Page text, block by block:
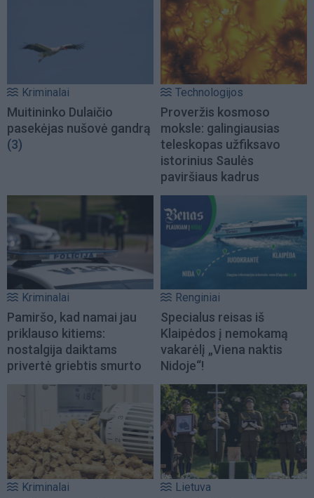
Kriminalai
Muitininko Dulaičio
pasekėjas nušovė gandrą
(3)
Technologijos
Proveržis kosmoso
moksle: galingiausias
teleskopas užfiksavo
istorinius Saulės
paviršiaus kadrus
Kriminalai
Pamiršo, kad namai jau
priklauso kitiems:
nostalgija daiktams
privertė griebtis smurto
Renginiai
Specialus reisas iš
Klaipėdos į nemokamą
vakarėlį „Viena naktis
Nidoje“!
Kriminalai Lietuva